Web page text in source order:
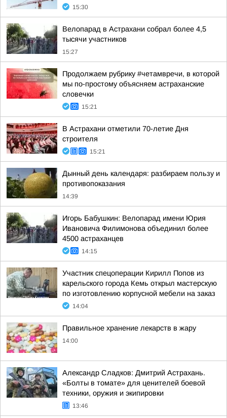
15:30
Велопарад в Астрахани собрал более 4,5
тысячи участников
15:27
Продолжаем рубрику #четамвречи, в которой
мы по-простому объясняем астраханские
словечки
15:21
В Астрахани отметили 70-летие Дня
строителя
15:21
Дынный день календаря: разбираем пользу и
противопоказания
14:39
Игорь Бабушкин: Велопарад имени Юрия
Ивановича Филимонова объединил более
4500 астраханцев
14:15
Участник спецоперации Кирилл Попов из
карельского города Кемь открыл мастерскую
по изготовлению корпусной мебели на заказ
14:04
Правильное хранение лекарств в жару
14:00
Александр Сладков: Дмитрий Астрахань.
«Болты в томате» для ценителей боевой
техники, оружия и экипировки
13:46